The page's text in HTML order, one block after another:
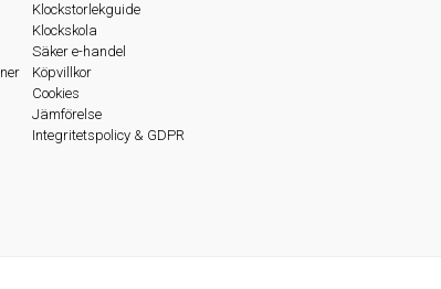
Klockstorlekguide
Klockskola
Säker e-handel
Köpvillkor
Cookies
Jämförelse
Integritetspolicy & GDPR